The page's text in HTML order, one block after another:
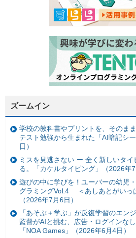
ズームイン
学校の教科書やプリントを、そのま
テスト勉強から生まれた「AI暗記シ
日）
ミスを見逃さない ー 全く新しいタ
る。「カケルタイピング」（2026年7
遊びの中に学びを！ユーバーの幼児
グラミングVol.4 ＜あしあとがいっ
（2026年7月6日）
「あそぶ＋学ぶ」が反復学習のエン
監督がAIと挑む、広告・ログインな
「NOA Games」（2026年6月4日）